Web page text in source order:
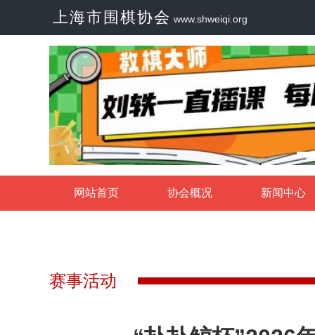
上海市围棋协会 www.shweiqi.org
网站首页 协会概况 新闻中心
赛事活动